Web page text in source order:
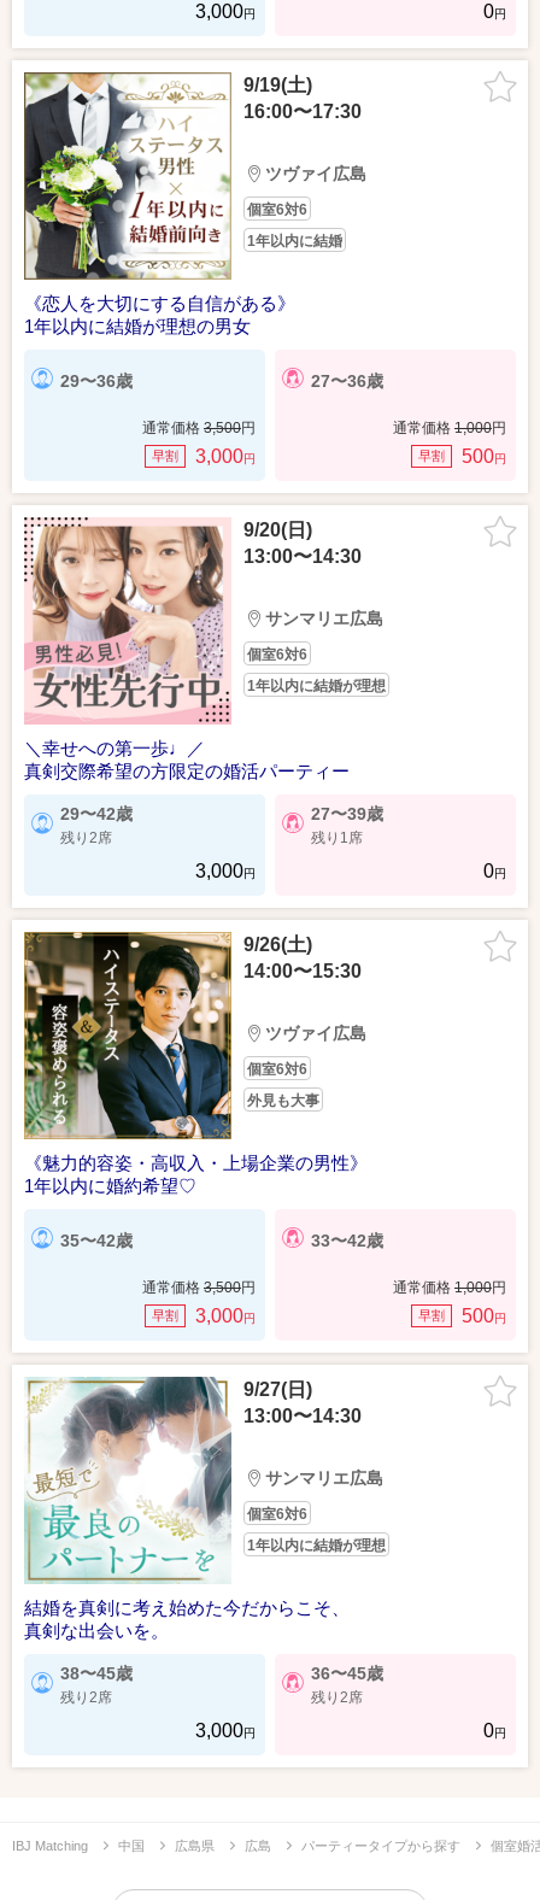
3,000円 0円
9/19(土)
16:00〜17:30
ツヴァイ広島
個室6対6
1年以内に結婚
《恋人を大切にする自信がある》
1年以内に結婚が理想の男女
29〜36歳
通常価格 3,500円
早割 3,000円
27〜36歳
通常価格 1,000円
早割 500円
9/20(日)
13:00〜14:30
サンマリエ広島
個室6対6
1年以内に結婚が理想
＼幸せへの第一歩♩／
真剣交際希望の方限定の婚活パーティー
29〜42歳
残り2席
3,000円
27〜39歳
残り1席
0円
9/26(土)
14:00〜15:30
ツヴァイ広島
個室6対6
外見も大事
《魅力的容姿・高収入・上場企業の男性》
1年以内に婚約希望♡
35〜42歳
通常価格 3,500円
早割 3,000円
33〜42歳
通常価格 1,000円
早割 500円
9/27(日)
13:00〜14:30
サンマリエ広島
個室6対6
1年以内に結婚が理想
結婚を真剣に考え始めた今だからこそ、
真剣な出会いを。
38〜45歳
残り2席
3,000円
36〜45歳
残り2席
0円
IBJ Matching 中国 広島県 広島 パーティータイプから探す 個室婚